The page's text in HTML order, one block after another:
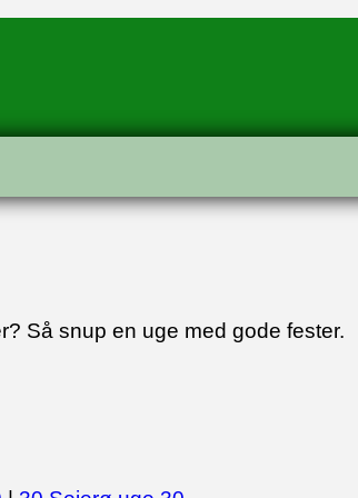
Så snup en uge med gode fester.